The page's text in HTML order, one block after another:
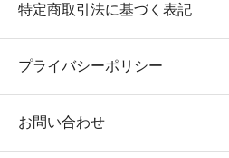
特定商取引法に基づく表記
プライバシーポリシー
お問い合わせ